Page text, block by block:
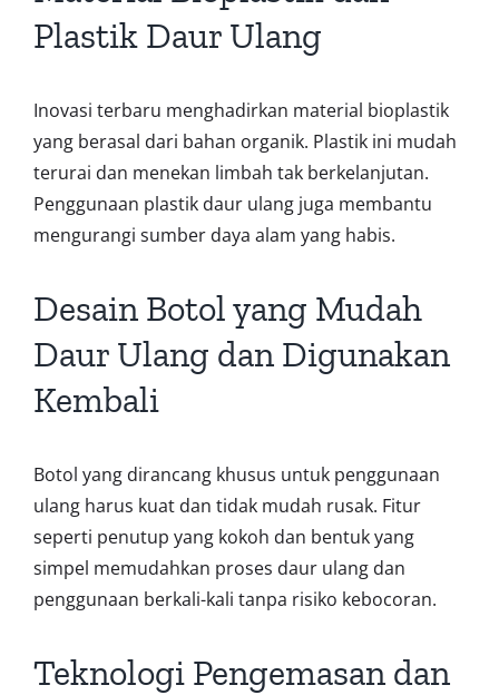
Plastik Daur Ulang
Inovasi terbaru menghadirkan material bioplastik
yang berasal dari bahan organik. Plastik ini mudah
terurai dan menekan limbah tak berkelanjutan.
Penggunaan plastik daur ulang juga membantu
mengurangi sumber daya alam yang habis.
Desain Botol yang Mudah
Daur Ulang dan Digunakan
Kembali
Botol yang dirancang khusus untuk penggunaan
ulang harus kuat dan tidak mudah rusak. Fitur
seperti penutup yang kokoh dan bentuk yang
simpel memudahkan proses daur ulang dan
penggunaan berkali-kali tanpa risiko kebocoran.
Teknologi Pengemasan dan